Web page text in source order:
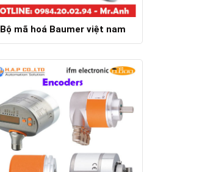
Bộ mã hoá Baumer việt nam
Chi tiết